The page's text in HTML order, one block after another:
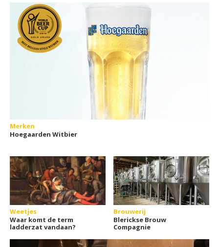
Merken
Hoegaarden Witbier
Weetjes
Waar komt de term
ladderzat vandaan?
Brouwerij
Blerickse Brouw
Compagnie